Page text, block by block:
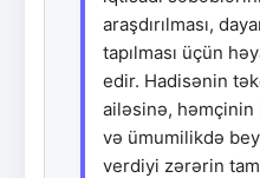
araşdırılması,
tapılması üçün
edir. Hadisənin
ailəsinə,
və ümumilikdə
verdiyi zərərin